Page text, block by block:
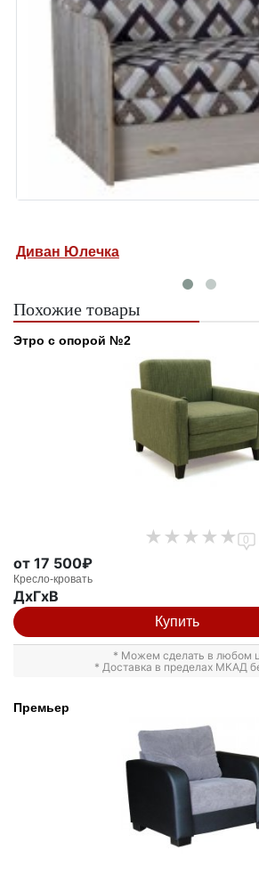
Диван Юлечка
Похожие товары
Этро с опорой №2
0
от 17 500₽
Кресло-кровать
ДxГxВ
Купить
* Можем сделать в любом
* Доставка в пределах МКАД
Премьер